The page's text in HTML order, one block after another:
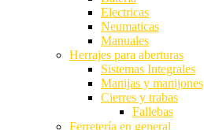
Electricas
Neumaticas
Manuales
Herrajes para aberturas
Sistemas Integrales
Manijas y manijones
Cierres y trabas
Fallebas
Ferretería en general